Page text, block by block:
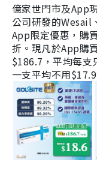
億家世門市及App
公司研發的Wesail
App限定優惠，購
折。現凡於App購
$186.7，平均每支
一支平均不用